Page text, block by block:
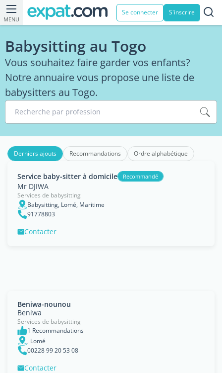
MENU
Se connecter S'inscrire
Babysitting au Togo
Vous souhaitez faire garder vos enfants?
Notre annuaire vous propose une liste de
babysitters au Togo.
Recherche par profession
Derniers ajouts Recommandations Ordre alphabétique
Service baby-sitter à domicile Recommandé
Mr DJIWA
Services de babysitting
Babysitting, Lomé, Maritime
91778803
Contacter
Beniwa-nounou
Beniwa
Services de babysitting
1 Recommandations
, Lomé
00228 99 20 53 08
Contacter